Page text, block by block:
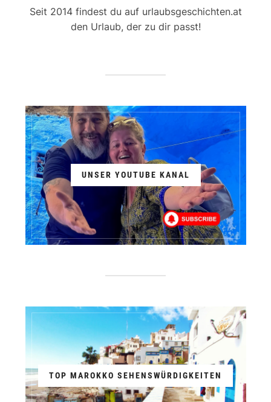
Seit 2014 findest du auf urlaubsgeschichten.at
den Urlaub, der zu dir passt!
UNSER YOUTUBE KANAL
TOP MAROKKO SEHENSWÜRDIGKEITEN